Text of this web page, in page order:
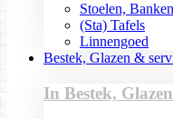
Stoelen,
(Sta) Tafels
Linnengoed
Bestek, Glazen &
In Bestek,